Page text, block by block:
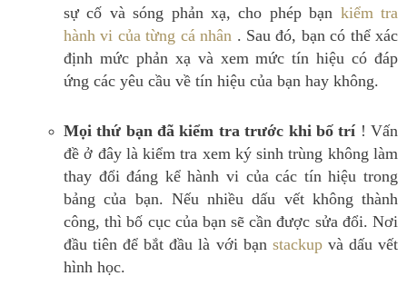
sự cố và sóng phản xạ, cho phép bạn kiểm tra
hành vi của từng cá nhân . Sau đó, bạn có thể xác
định mức phản xạ và xem mức tín hiệu có đáp
ứng các yêu cầu về tín hiệu của bạn hay không.
Mọi thứ bạn đã kiểm tra trước khi bố trí !Vấn
đề ở đây là kiểm tra xem ký sinh trùng không làm
thay đổi đáng kể hành vi của các tín hiệu trong
bảng của bạn. Nếu nhiều dấu vết không thành
công, thì bố cục của bạn sẽ cần được sửa đổi. Nơi
đầu tiên để bắt đầu là với bạn stackupvà dấu vết
hình học.